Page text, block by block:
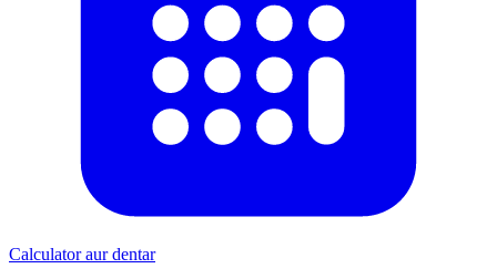
Calculator aur dentar